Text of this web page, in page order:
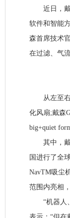
近日，戴
软件和智能
森首席技术
在过滤、气
从左至右
化风扇;戴森
big+quiet
其中，戴
国进行了全
NavTM吸尘
范围内亮相
“机器人、